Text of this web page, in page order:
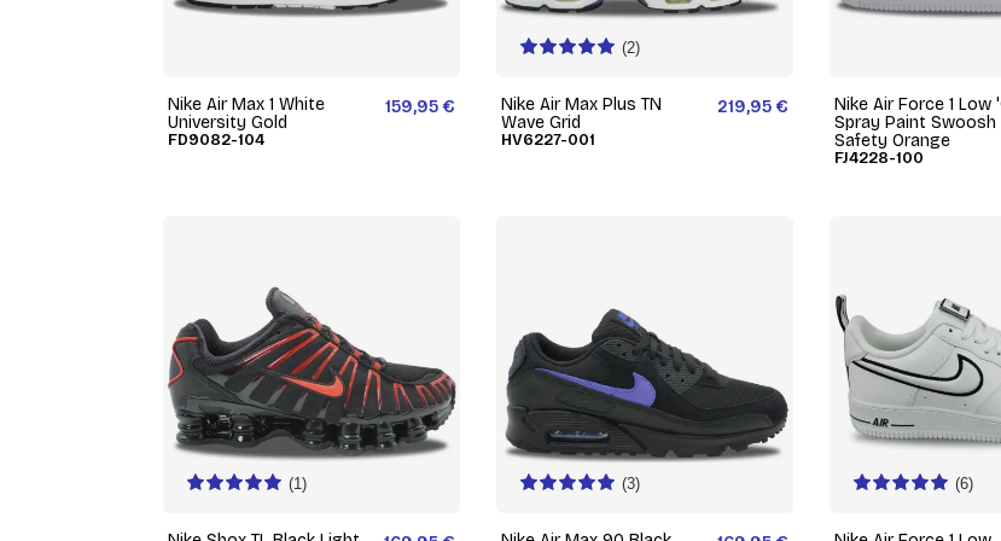
Nike Air Max 1 White
University Gold
FD9082-104
159,95 €
(2)
Nike Air Max Plus TN
Wave Grid
HV6227-001
219,95 €
Nike Air Force 1 Low
Spray Paint Swoosh
Safety Orange
FJ4228-100
(1) (3) (6)